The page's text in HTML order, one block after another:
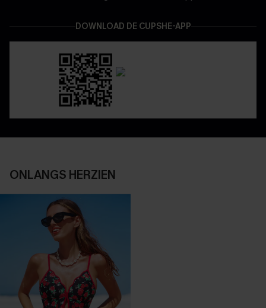
DOWNLOAD DE CUPSHE-APP
ONLANGS HERZIEN